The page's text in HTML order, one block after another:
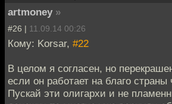
artmoney »
#26 | 11.09.14 00:26
Кому: Korsar, #22
В целом я согласен, но
если он работает на благо
Пускай эти олигархи и не